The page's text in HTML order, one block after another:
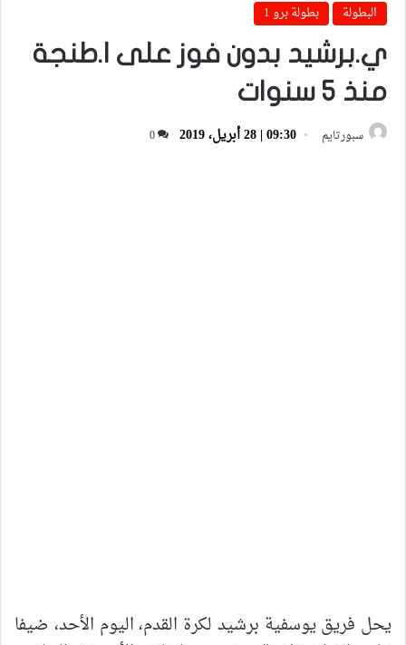
البطولة
بطولة برو 1
ي.برشيد بدون فوز على ا.طنجة
منذ 5 سنوات
سبورتايم 09:30 | 28 أبريل، 2019 0
يحل فريق يوسفية برشيد لكرة القدم، اليوم الأحد، ضيفا